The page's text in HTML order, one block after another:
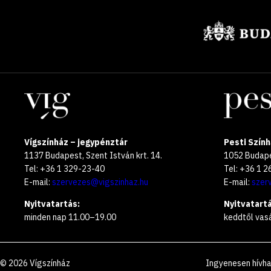
Helyszínek
Vígszínház – jegypénztár
1137 Budapest, Szent István krt. 14.
Tel: +36 1 329-23-40
E-mail: szervezes@vigszinhaz.hu
Nyitvatartás:
minden nap 11.00–19.00
Pesti
1052
Tel: +36 1
E-mail:
keddtől
© 2026 Vígszínház Ingyenesen